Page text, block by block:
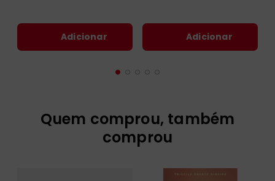
Adicionar Adicionar
Quem comprou, também
comprou